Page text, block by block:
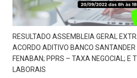
RESULTADO ASSEMBLEIA GERAL
ACORDO ADITIVO BANCO
FENABAN; PPRS – TAXA NEGOCIAL; E
LABORAIS